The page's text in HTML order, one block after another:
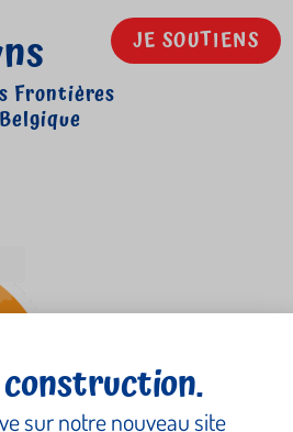
JE SOUTIENS
Frontières
Belgique
sur notre nouveau site